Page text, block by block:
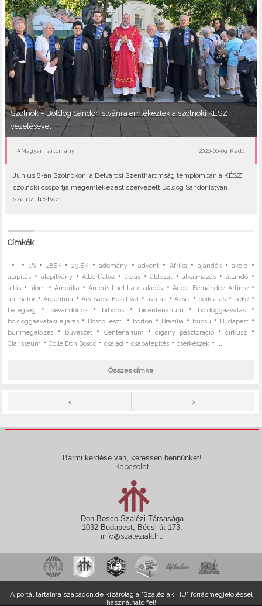
Szolnok – Boldog Sándor Istvánra emlékeztek a szolnoki KÉSZ
vezetésével
#Magyar Tartomány 2026-06-09, Kedd
Június 8-án Szolnokon, a Belvárosi Szentháromság templomban a KÉSZ
szolnoki csoportja megemlékezést szervezett Boldog Sándor István
szalézi testvér,..
Címkék
• • 1%• 28EK•29.EK •adomány •advent • Afrika • ajándék•akció •
alapítás • alapítvány•Albertfalva •áldás • áldozat •alkalmazás • állandó•
állás •álom • Amerika • Amoris Laetitia-családév •Ángel Fernández Artime•
animátor •Argentína •Ars Sacra Fesztivál •avatás •Ázsia • beiktatás • béke •
betegség • bevándorlók• bíboros • bicentenárium • boldoggáavatás•
boldoggáavatási eljárás • BoscoFeszt • börtön • Brazília • búcsú • Budapest •
bűnmegelőzés • bűvészet • Centenárium •cigány pasztoráció•cirkusz •
Clarisseum •Colle Don Bosco •család •csapatépítés •cserkészek • ...
Összes címke
< >
Bármi kérdése van, keressen bennünket!
Kapcsolat
Don Bosco Szalézi Társasága
1032 Budapest, Bécsi út 173.
info@szaleziak.hu
A portál tartalma szabadon,de kizárólag a "Szaléziak.HU" forrásmegjelöléssel
használható fel!